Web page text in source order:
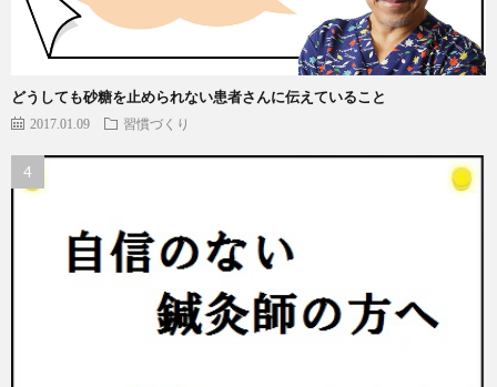
どうしても砂糖を止められない患者さんに伝えていること
2017.01.09 習慣づくり